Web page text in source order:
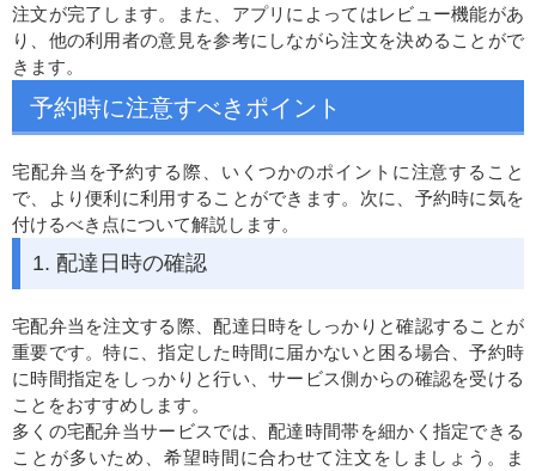
注文が完了します。また、アプリによってはレビュー機能があ
り、他の利用者の意見を参考にしながら注文を決めることがで
きます。
予約時に注意すべきポイント
宅配弁当を予約する際、いくつかのポイントに注意すること
で、より便利に利用することができます。次に、予約時に気を
付けるべき点について解説します。
1. 配達日時の確認
宅配弁当を注文する際、配達日時をしっかりと確認することが
重要です。特に、指定した時間に届かないと困る場合、予約時
に時間指定をしっかりと行い、サービス側からの確認を受ける
ことをおすすめします。
多くの宅配弁当サービスでは、配達時間帯を細かく指定できる
ことが多いため、希望時間に合わせて注文をしましょう。ま